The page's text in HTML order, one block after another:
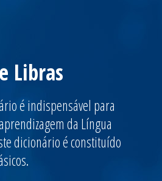
Libras
é indispensável para
da Língua
dicionário é constituído